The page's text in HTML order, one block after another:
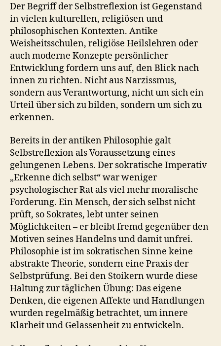
Der Begriff der Selbstreflexion ist Gegenstand
in vielen kulturellen, religiösen und
philosophischen Kontexten. Antike
Weisheitsschulen, religiöse Heilslehren oder
auch moderne Konzepte persönlicher
Entwicklung fordern uns auf, den Blick nach
innen zu richten. Nicht aus Narzissmus,
sondern aus Verantwortung, nicht um sich ein
Urteil über sich zu bilden, sondern um sich zu
erkennen.
Bereits in der antiken Philosophie galt
Selbstreflexion als Voraussetzung eines
gelungenen Lebens. Der sokratische Imperativ
„Erkenne dich selbst“ war weniger
psychologischer Rat als viel mehr moralische
Forderung. Ein Mensch, der sich selbst nicht
prüft, so Sokrates, lebt unter seinen
Möglichkeiten – er bleibt fremd gegenüber den
Motiven seines Handelns und damit unfrei.
Philosophie ist im sokratischen Sinne keine
abstrakte Theorie, sondern eine Praxis der
Selbstprüfung. Bei den Stoikern wurde diese
Haltung zur täglichen Übung: Das eigene
Denken, die eigenen Affekte und Handlungen
wurden regelmäßig betrachtet, um innere
Klarheit und Gelassenheit zu entwickeln.